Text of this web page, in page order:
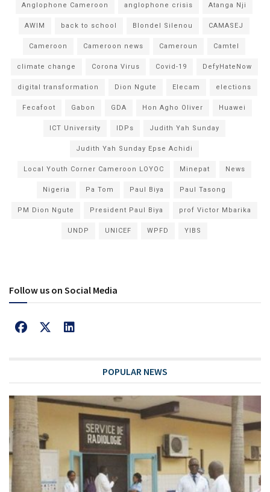
Anglophone Cameroon anglophone crisis Atanga Nji
AWIM back to school Blondel Silenou CAMASEJ
Cameroon Cameroon news Cameroun Camtel
climate change Corona Virus Covid-19 DefyHateNow
digital transformation Dion Ngute Elecam elections
Fecafoot Gabon GDA Hon Agho Oliver Huawei
ICT University IDPs Judith Yah Sunday
Judith Yah Sunday Epse Achidi
Local Youth Corner Cameroon LOYOC Minepat News
Nigeria Pa Tom Paul Biya Paul Tasong
PM Dion Ngute President Paul Biya prof Victor Mbarika
UNDP UNICEF WPFD YIBS
Follow us on Social Media
POPULAR NEWS